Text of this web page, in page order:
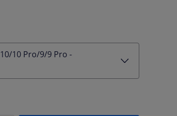
10 Pro/9/9 Pro -